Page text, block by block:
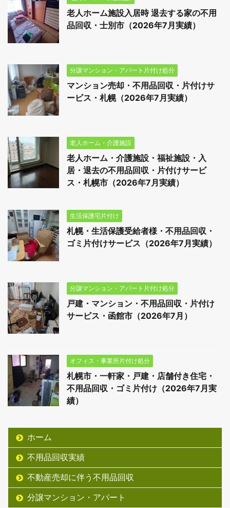
老人ホーム施設入居時 退去する家の不用
品回収・士別市（2026年7月実績）
分譲マンション・アパート片付け処分
マンション売却・不用品回収・片付けサ
ービス・札幌（2026年7月実績）
老人ホーム・介護施設
老人ホーム・介護施設・福祉施設・入
居・退去の不用品回収・片付けサービ
ス・札幌市（2026年7月実績）
生活保護宅片付け
札幌・生活保護受給者様・不用品回収・
ゴミ片付けサービス（2026年7月実績）
分譲マンション・アパート片付け処分
戸建・マンション・不用品回収・片付け
サービス・函館市（2026年7月）
オフィス・事業所片付け処分
札幌市・一軒家・戸建・店舗付き住宅・
不用品回収・ゴミ片付け（2026年7月実
績）
ホーム
不用品回収実績
不動産売却に伴う不用品回収
分譲マンション・アパート